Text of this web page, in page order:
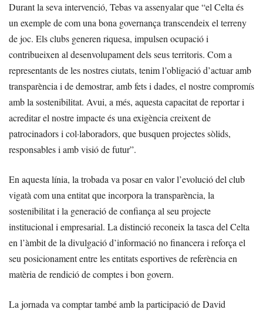
Durant la seva intervenció, Tebas va assenyalar que “el Celta és
un exemple de com una bona governança transcendeix el terreny
de joc. Els clubs generen riquesa, impulsen ocupació i
contribueixen al desenvolupament dels seus territoris. Com a
representants de les nostres ciutats, tenim l’obligació d’actuar amb
transparència i de demostrar, amb fets i dades, el nostre compromís
amb la sostenibilitat. Avui, a més, aquesta capacitat de reportar i
acreditar el nostre impacte és una exigència creixent de
patrocinadors i col·laboradors, que busquen projectes sòlids,
responsables i amb visió de futur”.
En aquesta línia, la trobada va posar en valor l’evolució del club
vigatà com una entitat que incorpora la transparència, la
sostenibilitat i la generació de confiança al seu projecte
institucional i empresarial. La distinció reconeix la tasca del Celta
en l’àmbit de la divulgació d’informació no financera i reforça el
seu posicionament entre les entitats esportives de referència en
matèria de rendició de comptes i bon govern.
La jornada va comptar també amb la participació de David